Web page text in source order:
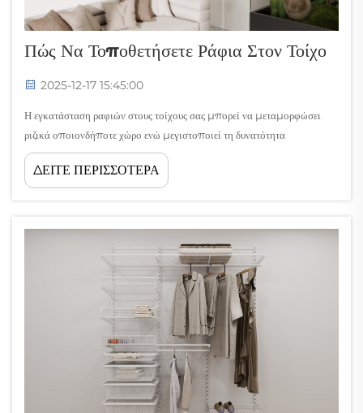
Πώς Να Τοποθετήσετε Ράφια Στον Τοίχο
2025-12-17 15:45:00
Η εγκατάσταση ραφιών στους τοίχους σας μπορεί να μεταμορφώσει
ριζικά οποιονδήποτε χώρο ενώ μεγιστοποιεί τη δυνατότητα
αποθήκευσης. Είτε οργανώνετε ένα οικιακό γραφείο, μια κουζίνα ή ένα
λιανικό περιβάλλον, η επιλογή της σωστής μεθόδου τοποθέτησης
εξασφαλίζει τόσο λειτουργικότητα όσο και αισθητική...
ΔΕΙΤΕ ΠΕΡΙΣΣΟΤΕΡΑ